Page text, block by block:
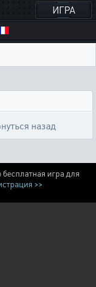
ИГРА
назад
игра для
>>